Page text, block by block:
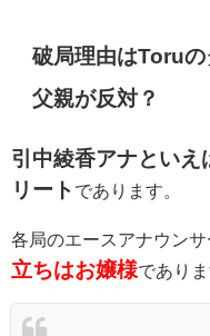
破局理由はToru
父親が反対？
引中綾香アナとい
リート であります。
各局のエースアナウンサ
立ちはお嬢様でありま